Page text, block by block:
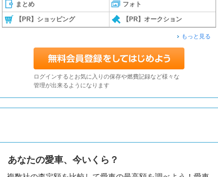
まとめ フォト
【PR】ショッピング 【PR】オークション
もっと見る
ログインするとお気に入りの保存や燃費記録など様々な
管理が出来るようになります
あなたの愛車、今いくら？